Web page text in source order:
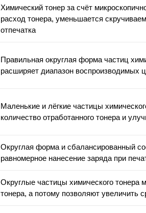
Химический тонер за счёт
расход тонера, уменьшается
отпечатка
Правильная округлая форма частиц
расширяет диапазон воспроизводимых
Маленькие и лёгкие частицы
количество отработанного тонера и
Округлая форма и сбалансированный
равномерное нанесение заряда при
Округлые частицы химического тонера
тонера, а потому позволяют увеличить